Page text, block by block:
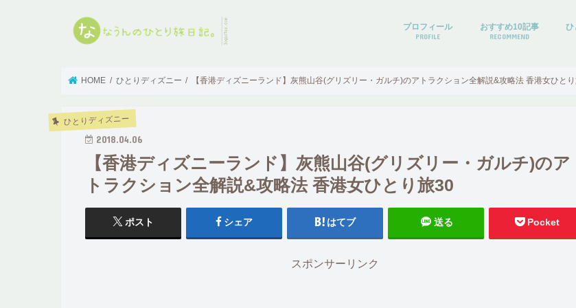
プロフィール
PROFILE
おすすめ10記事
RECOMMEND
ひ
HOME ひとりディズニー 【香港ディズニーランド】灰熊山谷(グリズリー・ガルチ)のアトラクション全解説&攻略法 香港女ひと
ひとりディズニー
2018.04.06
【香港ディズニーランド】灰熊山谷(グリズリー・ガルチ)のア
トラクション全解説&攻略法 香港女ひとり旅30
ポスト シェア はてブ 送る Pocket
スポンサーリンク